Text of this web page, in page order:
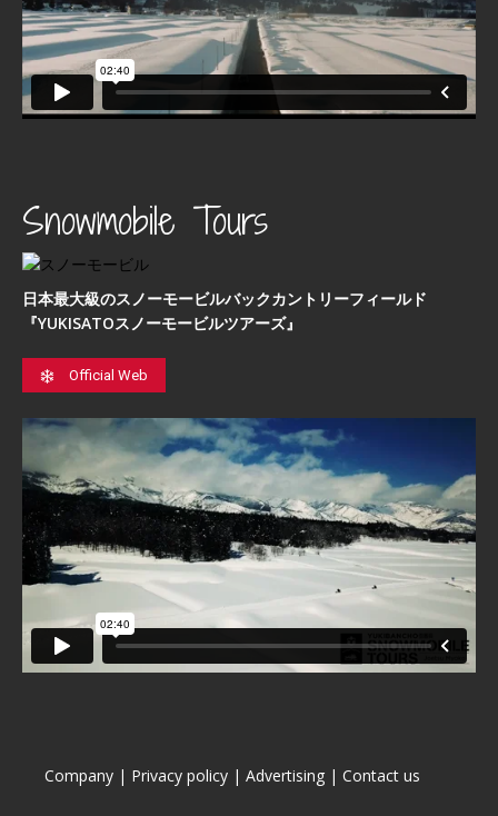
Snowmobile Tours
日本最⼤級のスノーモービルバックカントリーフィールド
『YUKISATOスノーモービルツアーズ』
Official Web
Company | Privacy policy | Advertising | Contact us